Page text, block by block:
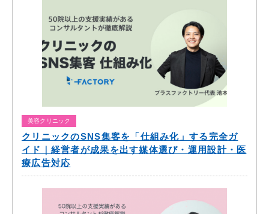
美容クリニック
クリニックのSNS集客を「仕組み化」する完全ガ
イド｜経営者が成果を出す媒体選び・運用設計・医
療広告対応